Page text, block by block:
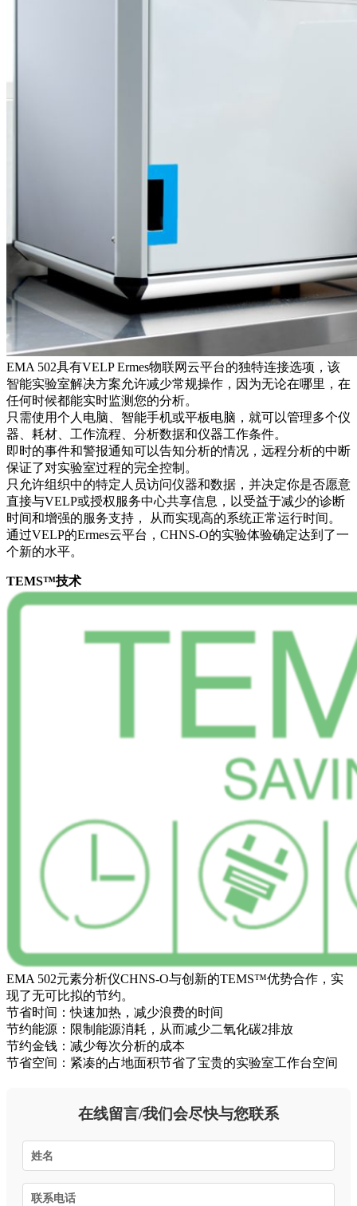
EMA 502具有VELP Ermes物联网云平台的独特连接选项，该
智能实验室解决方案允许减少常规操作，因为无论在哪里，在
任何时候都能实时监测您的分析。
只需使用个人电脑、智能手机或平板电脑，就可以管理多个仪
器、耗材、工作流程、分析数据和仪器工作条件。
即时的事件和警报通知可以告知分析的情况，远程分析的中断
保证了对实验室过程的完全控制。
只允许组织中的特定人员访问仪器和数据，并决定你是否愿意
直接与VELP或授权服务中心共享信息，以受益于减少的诊断
时间和增强的服务支持， 从而实现高的系统正常运行时间。
通过VELP的Ermes云平台，CHNS-O的实验体验确定达到了一
个新的水平。
TEMS™技术
EMA 502元素分析仪CHNS-O与创新的TEMS™优势合作，实
现了无可比拟的节约。
节省时间：快速加热，减少浪费的时间
节约能源：限制能源消耗，从而减少二氧化碳2排放
节约金钱：减少每次分析的成本
节省空间：紧凑的占地面积节省了宝贵的实验室工作台空间
在线留言/我们会尽快与您联系